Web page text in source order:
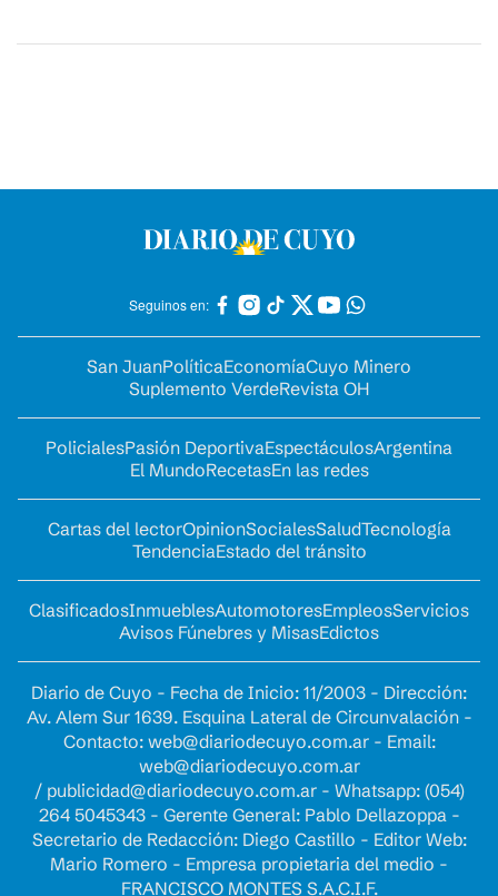
Seguinos en:
San JuanPolíticaEconomíaCuyo Minero
Suplemento VerdeRevista OH
PolicialesPasión DeportivaEspectáculosArgentina
El MundoRecetasEn las redes
Cartas del lectorOpinionSocialesSaludTecnología
TendenciaEstado del tránsito
ClasificadosInmueblesAutomotoresEmpleosServicios
Avisos Fúnebres y MisasEdictos
Diario de Cuyo - Fecha de Inicio: 11/2003 - Dirección:
Av. Alem Sur 1639. Esquina Lateral de Circunvalación -
Contacto: web@diariodecuyo.com.ar- Email:
web@diariodecuyo.com.ar
/ publicidad@diariodecuyo.com.ar- Whatsapp: (054)
264 5045343 - Gerente General: Pablo Dellazoppa -
Secretario de Redacción: Diego Castillo - Editor Web:
Mario Romero - Empresa propietaria del medio -
FRANCISCO MONTES S.A.C.I.F.